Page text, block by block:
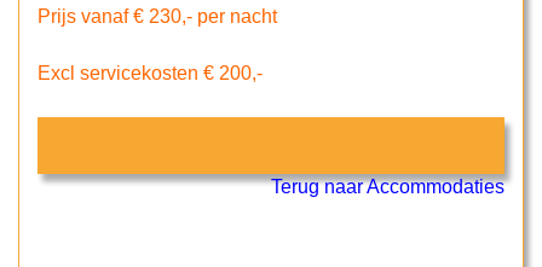
Prijs vanaf € 230,- per nacht
Excl servicekosten € 200,-
Terug naar Accommodaties